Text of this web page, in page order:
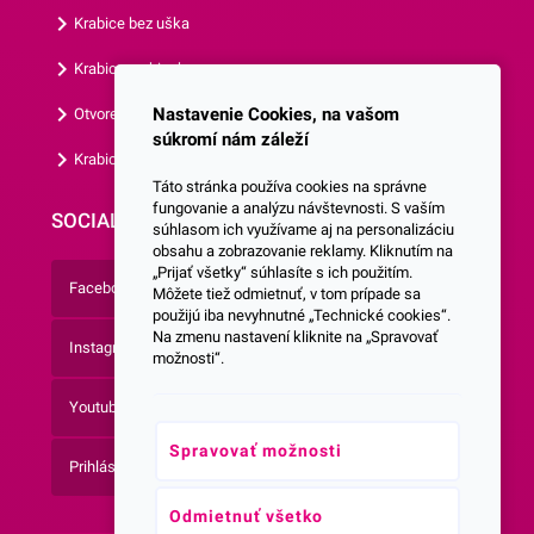
Krabice bez uška
Krabice s okienkom
Otvorená krabica
Krabice s vlastným logom
SOCIALNE SIETE
Facebook
Instagram
Youtube
Prihlásenie do Newsletteru
Nastavenie Cookies, na vašom
súkromí nám záleží
Táto stránka používa cookies na správne
fungovanie a analýzu návštevnosti. S vaším
súhlasom ich využívame aj na personalizáciu
obsahu a zobrazovanie reklamy. Kliknutím na
„Prijať všetky“ súhlasíte s ich použitím.
Môžete tiež odmietnuť, v tom prípade sa
použijú iba nevyhnutné „Technické cookies“.
Na zmenu nastavení kliknite na „Spravovať
možnosti“.
Spravovať možnosti
Odmietnuť všetko